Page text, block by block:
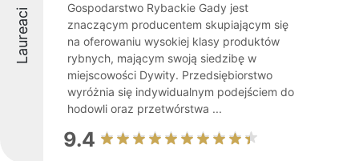
Laureaci
Gospodarstwo Rybackie Gady jest
znaczącym producentem skupiającym się
na oferowaniu wysokiej klasy produktów
rybnych, mającym swoją siedzibę w
miejscowości Dywity. Przedsiębiorstwo
wyróżnia się indywidualnym podejściem do
hodowli oraz przetwórstwa ...
9.4